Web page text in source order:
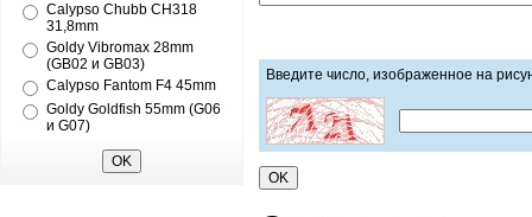
Calypso Chubb CH318
31,8mm
Goldy Vibromax 28mm
(GB02 и GB03)
Calypso Fantom F4 45mm
Goldy Goldfish 55mm (G06
и G07)
Введите число, изображенное на